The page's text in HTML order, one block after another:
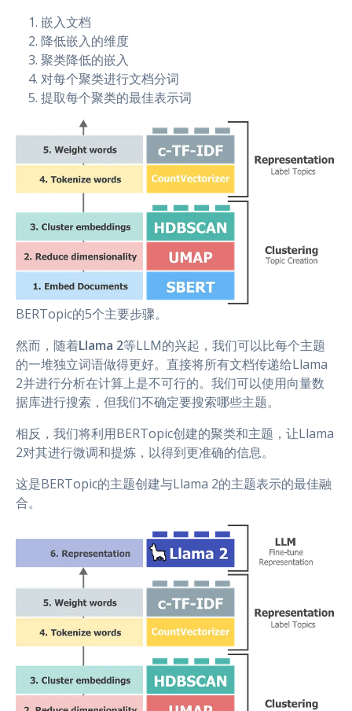
嵌入文档
降低嵌入的维度
聚类降低的嵌入
对每个聚类进行文档分词
提取每个聚类的最佳表示词
BERTopic的5个主要步骤。
然而，随着Llama 2等LLM的兴起，我们可以比每个主题
的一堆独立词语做得更好。直接将所有文档传递给Llama
2并进行分析在计算上是不可行的。我们可以使用向量数
据库进行搜索，但我们不确定要搜索哪些主题。
相反，我们将利用BERTopic创建的聚类和主题，让Llama
2对其进行微调和提炼，以得到更准确的信息。
这是BERTopic的主题创建与Llama 2的主题表示的最佳融
合。